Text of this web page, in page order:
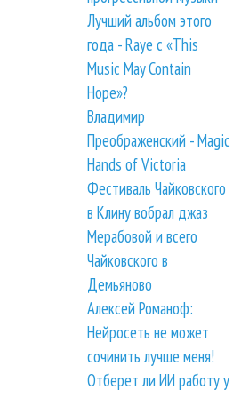
Лучший альбом этого
года - Raye с «This
Music May Contain
Hope»?
Владимир
Преображенский - Magic
Hands of Victoria
Фестиваль Чайковского
в Клину вобрал джаз
Мерабовой и всего
Чайковского в
Демьяново
Алексей Романоф:
Нейросеть не может
сочинить лучше меня!
Отберет ли ИИ работу у